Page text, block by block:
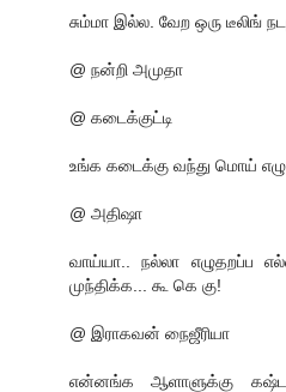
சும்மா இல்ல. வேற ஒரு டீலிங்
@ நன்றி அமுதா
@ கடைக்குட்டி
உங்க கடைக்கு வந்து மொய்
@ அதிஷா
வாய்யா.. நல்லா எழுதறப்ப
முந்திக்க... கூ கெ கு!
@ இராகவன் நைஜீரியா
என்னங்க ஆளாளுக்கு